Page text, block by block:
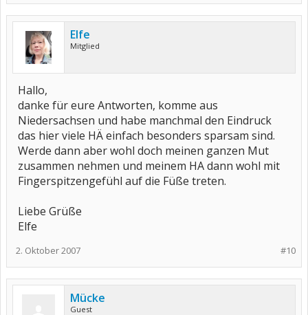
Elfe
Mitglied
Hallo,
danke für eure Antworten, komme aus
Niedersachsen und habe manchmal den Eindruck
das hier viele HÄ einfach besonders sparsam sind.
Werde dann aber wohl doch meinen ganzen Mut
zusammen nehmen und meinem HA dann wohl mit
Fingerspitzengefühl auf die Füße treten.
Liebe Grüße
Elfe
#10
2. Oktober 2007
Mücke
Guest